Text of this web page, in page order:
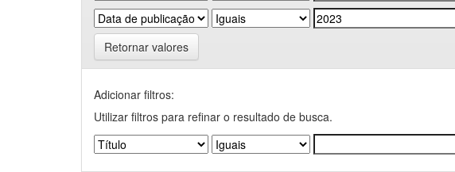
Retornar valores
Adicionar filtros:
Utilizar filtros para refinar o resultado de busca.